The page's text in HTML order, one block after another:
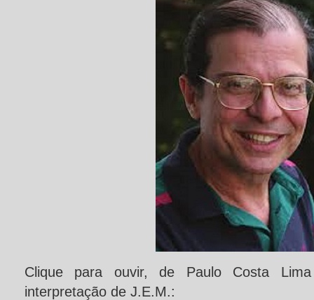
Clique para ouvir, de Paulo Costa Lima
interpretação de J.E.M.: